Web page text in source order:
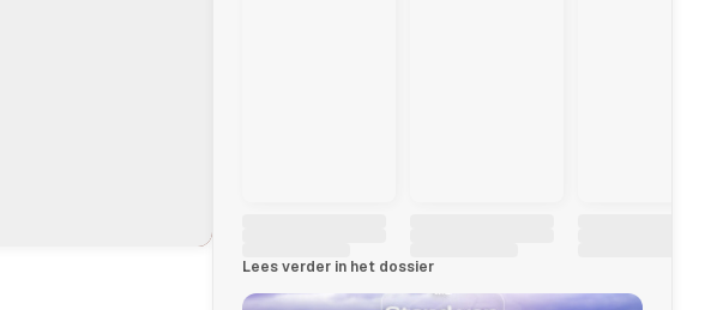
Lees verder in het dossier